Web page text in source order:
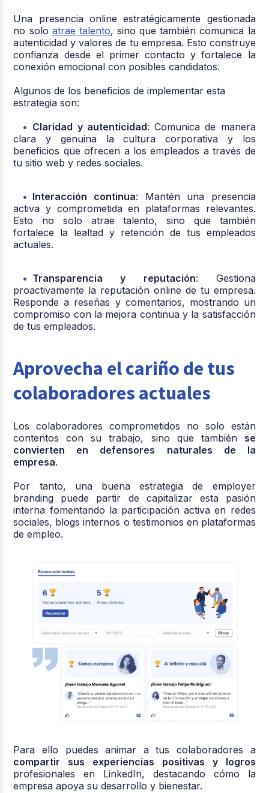
Una presencia online estratégicamente gestionada
no solo atrae talento, sino que también comunica la
autenticidad y valores de tu empresa. Esto construye
confianza desde el primer contacto y fortalece la
conexión emocional con posibles candidatos.
Algunos de los beneficios de implementar esta
estrategia son:
Claridad y autenticidad: Comunica de manera
clara y genuina la cultura corporativa y los
beneficios que ofrecen a los empleados a través de
tu sitio web y redes sociales.
Interacción continua: Mantén una presencia
activa y comprometida en plataformas relevantes.
Esto no solo atrae talento, sino que también
fortalece la lealtad y retención de tus empleados
actuales.
Transparencia y reputación: Gestiona
proactivamente la reputación online de tu empresa.
Responde a reseñas y comentarios, mostrando un
compromiso con la mejora continua y la satisfacción
de tus empleados.
Aprovecha el cariño de tus
colaboradores actuales
Los colaboradores comprometidos no solo están
contentos con su trabajo, sino que también se
convierten en defensores naturales de la
empresa.
Por tanto, una buena estrategia de employer
branding puede partir de capitalizar esta pasión
interna fomentando la participación activa en redes
sociales, blogs internos o testimonios en plataformas
de empleo.
Para ello puedes animar a tus colaboradores a
compartir sus experiencias positivas y logros
profesionales en LinkedIn, destacando cómo la
empresa apoya su desarrollo y bienestar.